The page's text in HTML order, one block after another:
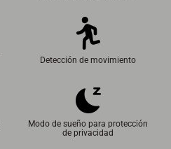
Detección de movimiento
Modo de sueño para protección
de privacidad